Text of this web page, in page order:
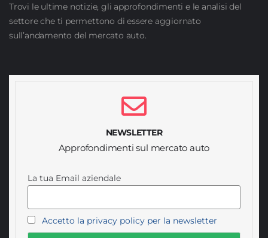
Trovi le ultime notizie, gli approfondimenti e le analisi del
settore che ti permettono di essere aggiornato
sull’andamento del mercato auto.
NEWSLETTER
Approfondimenti sul mercato auto
La tua Email aziendale
Accetto la privacy policy per la newsletter